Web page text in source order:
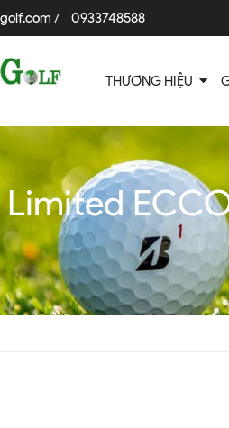
/ 0933748588
THƯƠNG HIỆU
Limited